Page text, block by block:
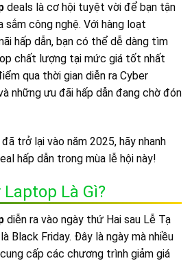
deals là cơ hội tuyệt vời để bạn tận
sắm công nghệ. Với hàng loạt
hấp dẫn, bạn có thể dễ dàng tìm
chất lượng tại mức giá tốt nhất
qua thời gian diễn ra Cyber
những ưu đãi hấp dẫn đang chờ đón
trở lại vào năm 2025, hãy nhanh
hấp dẫn trong mùa lễ hội này!
Là Gì?
diễn ra vào ngày thứ Hai sau Lễ Tạ
Black Friday. Đây là ngày mà nhiều
cấp các chương trình giảm giá